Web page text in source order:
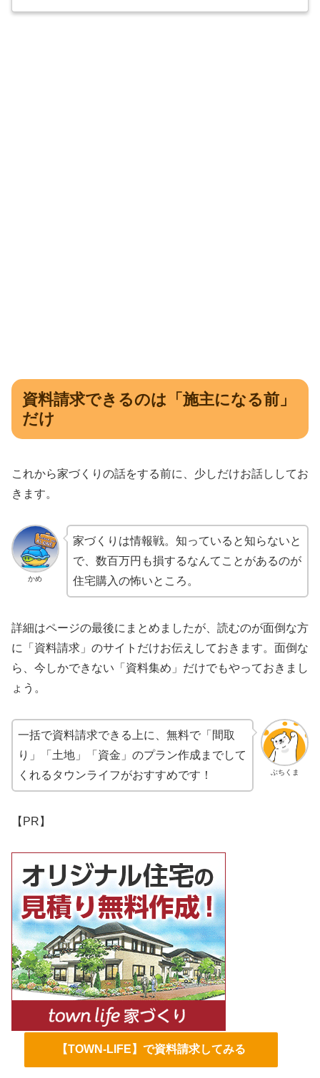
資料請求できるのは「施主になる前」
だけ
これから家づくりの話をする前に、少しだけお話ししてお
きます。
かめ
家づくりは情報戦。知っていると知らないと
で、数百万円も損するなんてことがあるのが
住宅購入の怖いところ。
詳細はページの最後にまとめましたが、読むのが面倒な方
に「資料請求」のサイトだけお伝えしておきます。面倒な
ら、今しかできない「資料集め」だけでもやっておきまし
ょう。
ぶちくま
一括で資料請求できる上に、無料で「間取
り」「土地」「資金」のプラン作成までして
くれるタウンライフがおすすめです！
【PR】
【TOWN-LIFE】で資料請求してみる